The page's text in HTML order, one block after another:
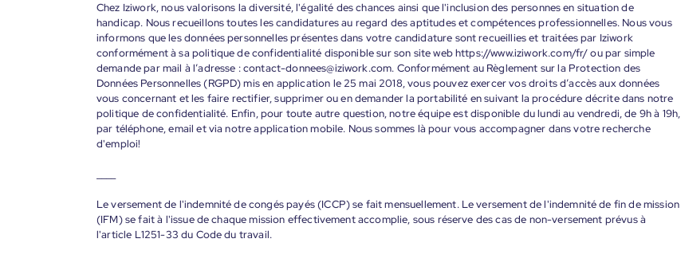
Chez Iziwork, nous valorisons la diversité, l'égalité des chances ainsi que l'inclusion des personnes en situation de
handicap. Nous recueillons toutes les candidatures au regard des aptitudes et compétences professionnelles. Nous vous
informons que les données personnelles présentes dans votre candidature sont recueillies et traitées par Iziwork
conformément à sa politique de confidentialité disponible sur son site web https://www.iziwork.com/fr/ ou par simple
demande par mail à l’adresse : contact-donnees@iziwork.com. Conformément au Règlement sur la Protection des
Données Personnelles (RGPD) mis en application le 25 mai 2018, vous pouvez exercer vos droits d’accès aux données
vous concernant et les faire rectifier, supprimer ou en demander la portabilité en suivant la procédure décrite dans notre
politique de confidentialité. Enfin, pour toute autre question, notre équipe est disponible du lundi au vendredi, de 9h à 19h,
par téléphone, email et via notre application mobile. Nous sommes là pour vous accompagner dans votre recherche
d'emploi!
Le versement de l'indemnité de congés payés (ICCP) se fait mensuellement. Le versement de l'indemnité de fin de mission
(IFM) se fait à l'issue de chaque mission effectivement accomplie, sous réserve des cas de non-versement prévus à
l'article L1251-33 du Code du travail.